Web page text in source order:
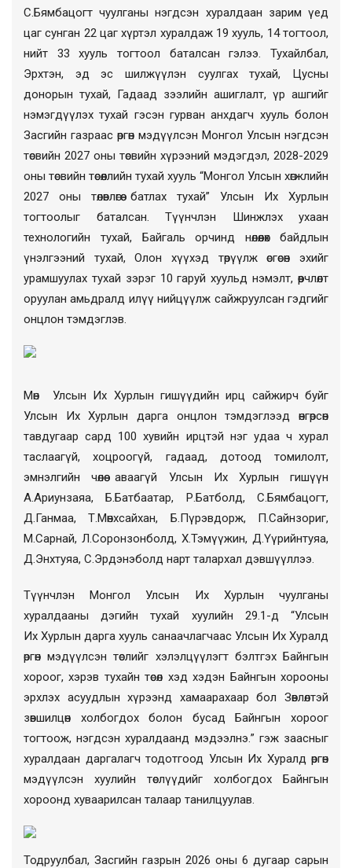
С.Бямбацогт чуулганы нэгдсэн хуралдаан зарим үед
цаг сунган 22 цаг хүртэл хуралдаж 19 хууль, 14 тогтоол,
нийт 33 хууль тогтоол баталсан гэлээ. Тухайлбал,
Эрхтэн, эд эс шилжүүлэн суулгах тухай, Цусны
донорын тухай, Гадаад зээлийн ашиглалт, үр ашгийг
нэмэгдүүлэх тухай гэсэн гурван анхдагч хууль болон
Засгийн газраас өргөн мэдүүлсэн Монгол Улсын нэгдсэн
төсвийн 2027 оны төсвийн хүрээний мэдэгдэл, 2028-2029
оны төсвийн төсөөллийн тухай хууль “Монгол Улсын хөгжлийн
2027 оны төлөвлөгөө батлах тухай” Улсын Их Хурлын
тогтоолыг баталсан. Түүнчлэн Шинжлэх ухаан
технологийн тухай, Байгаль орчинд нөлөөлөх байдлын
үнэлгээний тухай, Олон хүүхэд төрүүлж өсгөсөн эхийг
урамшуулах тухай зэрэг 10 гаруй хуульд нэмэлт, өөрчлөлт
оруулан амьдралд илүү нийцүүлж сайжруулсан гэдгийг
онцлон тэмдэглэв.
Мөн Улсын Их Хурлын гишүүдийн ирц сайжирч буйг
Улсын Их Хурлын дарга онцлон тэмдэглээд өнгөрсөн
тавдугаар сард 100 хувийн ирцтэй нэг удаа ч хурал
таслаагүй, хоцроогүй, гадаад, дотоод томилолт,
эмнэлгийн чөлөө аваагүй Улсын Их Хурлын гишүүн
А.Ариунзаяа, Б.Батбаатар, Р.Батболд, С.Бямбацогт,
Д.Ганмаа, Т.Мөнхсайхан, Б.Пүрэвдорж, П.Сайнзориг,
М.Сарнай, Л.Соронзонболд, Х.Тэмүүжин, Д.Үүрийнтуяа,
Д.Энхтуяа, С.Эрдэнэболд нарт талархал дэвшүүллээ.
ТүүнчлэнМонгол Улсын Их Хурлынчуулганы
хуралдааны дэгийн тухай хуулийн 29.1-д “Улсын
Их Хурлын дарга хууль санаачлагчаас Улсын Их Хуралд
өргөн мэдүүлсэн төслийг хэлэлцүүлэгт бэлтгэх Байнгын
хороог, хэрэв тухайн төсөл хэд хэдэн Байнгын хорооны
эрхлэх асуудлын хүрээнд хамаарахаар бол Зөвлөлтэй
зөвшилцөн холбогдох болон бусад Байнгын хороог
тогтоож, нэгдсэн хуралдаанд мэдээлнэ.” гэж заасныг
хуралдаан даргалагч тодотгоод Улсын Их Хуралд өргөн
мэдүүлсэн хуулийн төслүүдийг холбогдох Байнгын
хороонд хуваарилсан талаар танилцуулав.
Тодруулбал, Засгийн газрын 2026 оны 6 дугаар сарын